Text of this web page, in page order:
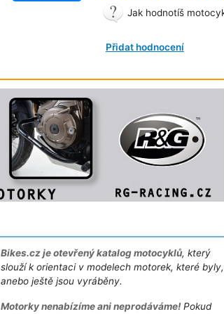
Jak hodnotíš
Přidat hodnocení
Bikes.cz je otevřený katalog motocyklů, který
slouží k orientaci v modelech motorek, které byly,
anebo ještě jsou vyráběny.
Motorky nenabízíme ani neprodáváme!Pokud